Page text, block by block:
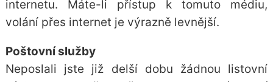
internetu. Máte-li přístup k tomuto médiu,
volání přes internet je výrazně levnější.
Poštovní služby
Neposlali jste již delší dobu žádnou listovní